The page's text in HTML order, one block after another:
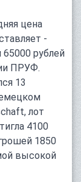
цена
-
65000 рублей
ПРУФ.
13
лот
4100
1850
высокой